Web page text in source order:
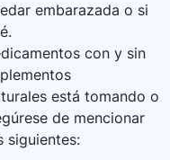
embarazada o si
con y sin
está tomando o
de mencionar
siguientes: